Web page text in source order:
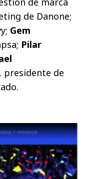
de Danone;
Gem
Pilar
, presidente de